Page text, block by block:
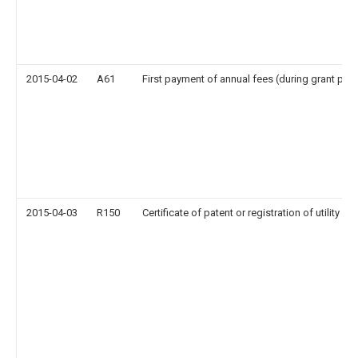
2015-04-02 A61 First payment of annual fees (during grant
2015-04-03 R150 Certificate of patent or registration of utility